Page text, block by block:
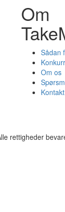
Om
Sådan
Om os
rettigheder